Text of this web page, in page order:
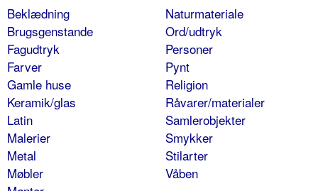
Beklædning
Brugsgenstande
Fagudtryk
Farver
Gamle huse
Keramik/glas
Latin
Malerier
Metal
Møbler
Naturmateriale
Ord/udtryk
Personer
Pynt
Religion
Råvarer/materialer
Samlerobjekter
Smykker
Stilarter
Våben